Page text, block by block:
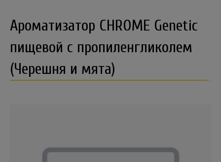
Ароматизатор CHROME Genetic
пищевой с пропиленгликолем
(Черешня и мята)